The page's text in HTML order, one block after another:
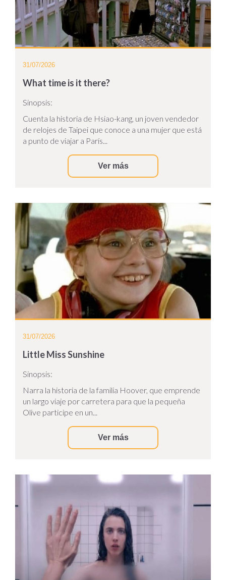
31/07/2026
What time is it there?
Sinopsis:
Cuenta la historia de Hsiao-kang, un joven vendedor
de relojes de Taipei que conoce a una mujer que está
a punto de viajar a París...
Ver más
31/07/2026
Little Miss Sunshine
Sinopsis:
Narra la historia de la familia Hoover, que emprende
un largo viaje por carretera para que la pequeña
Olive participe en un...
Ver más